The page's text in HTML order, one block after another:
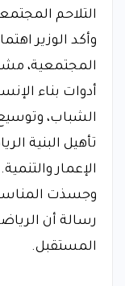
التلاحم
وأكد الوزير
المجتمعية،
أدوات بناء
الشباب،
تأهيل البنية
الإعمار والتنمية.
وجسذت
رسالة أن
المستقبل.